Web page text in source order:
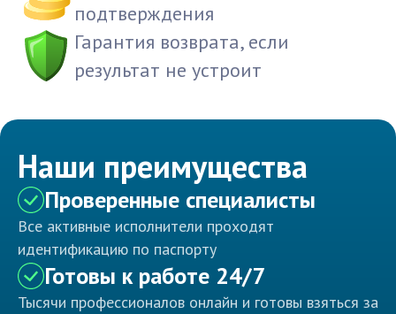
подтверждения
Гарантия возврата, если
результат не устроит
Наши преимущества
Проверенные специалисты
Все активные исполнители проходят
идентификацию по паспорту
Готовы к работе 24/7
Тысячи профессионалов онлайн и готовы взяться за